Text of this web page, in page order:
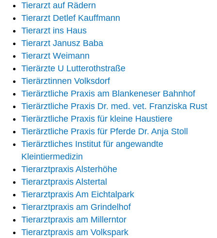
Tierarzt auf Rädern
Tierarzt Detlef Kauffmann
Tierarzt ins Haus
Tierarzt Janusz Baba
Tierarzt Weimann
Tierärzte U Lutterothstraße
Tierärztinnen Volksdorf
Tierärztliche Praxis am Blankeneser Bahnhof
Tierärztliche Praxis Dr. med. vet. Franziska Rust
Tierärztliche Praxis für kleine Haustiere
Tierärztliche Praxis für Pferde Dr. Anja Stoll
Tierärztliches Institut für angewandte
Kleintiermedizin
Tierarztpraxis Alsterhöhe
Tierarztpraxis Alstertal
Tierarztpraxis Am Eichtalpark
Tierarztpraxis am Grindelhof
Tierarztpraxis am Millerntor
Tierarztpraxis am Volkspark